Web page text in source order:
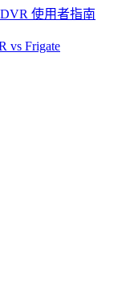
使用者指南
vs Frigate